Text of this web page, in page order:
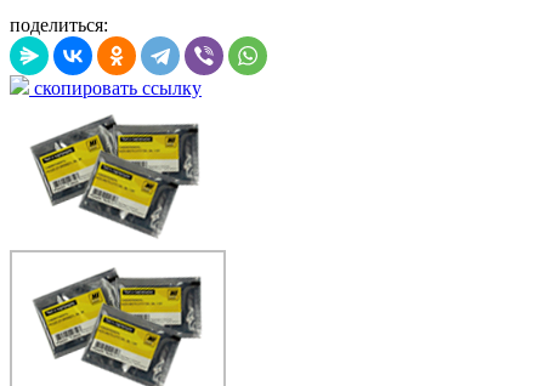
поделиться:
скопировать ссылку